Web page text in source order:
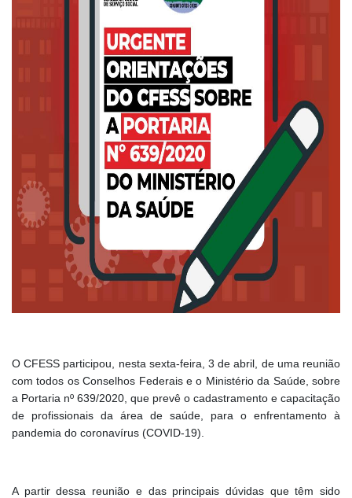
OCFESS participou, nesta sexta-feira, 3 de abril, de uma reunião
com todos os Conselhos Federais e o Ministério da Saúde, sobre
a Portaria nº 639/2020, que prevê o cadastramento e capacitação
de profissionais da área de saúde, para o enfrentamento à
pandemia do coronavírus (COVID-19).
A partir dessa reunião e das principais dúvidas que têm sido